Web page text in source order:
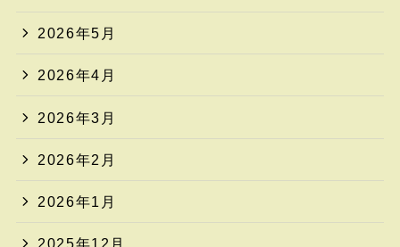
2026年5月
2026年4月
2026年3月
2026年2月
2026年1月
2025年12月